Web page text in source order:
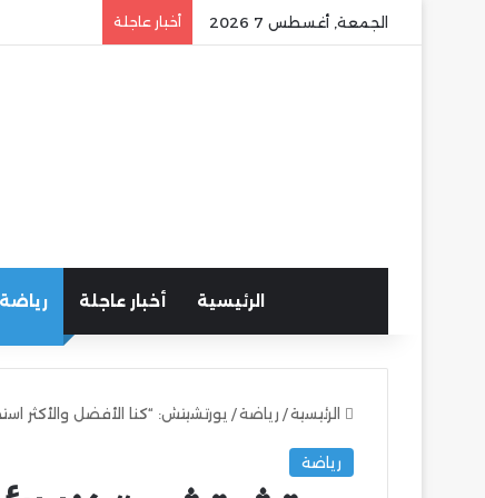
الجمعة, أغسطس 7 2026 أخبار عاجلة
الرئيسية أخبار عاجلة رياضة
الرئيسية/ رياضة/ يورتشيتش: “كنا الأفضل والأكثر
رياضة